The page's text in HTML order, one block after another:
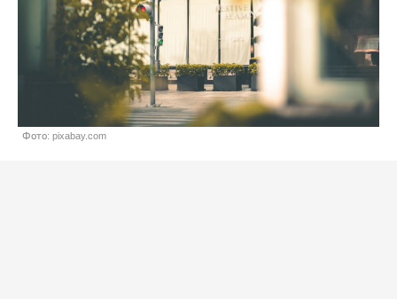
Фото: pixabay.com